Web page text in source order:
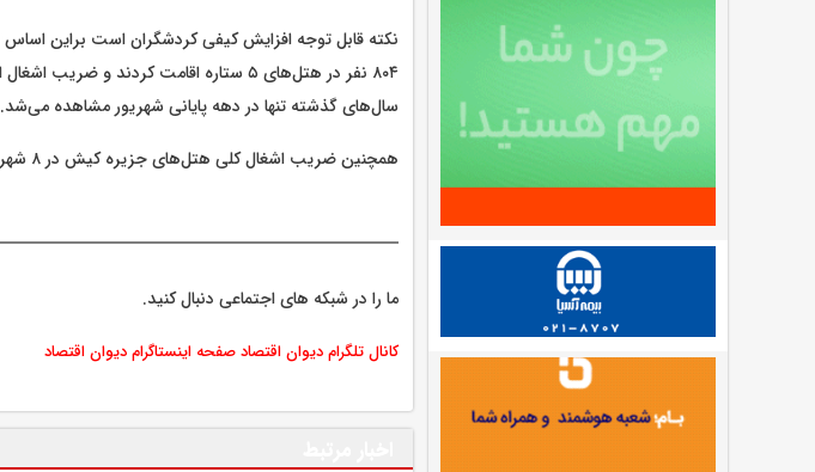
سال‌های گذشته تنها در دهه پایانی شهریور مشاهده می‌شد.
همچنین ضریب اشغال کلی هتل‌های جزیره کیش در ۸ شهریور ۱۴۰۴ به ۶۶ درصد رسید.
ما را در شبکه های اجتماعی دنبال کنید.
کانال تلگرام دیوان اقتصادصفحه اینستاگرام دیوان اقتصاد